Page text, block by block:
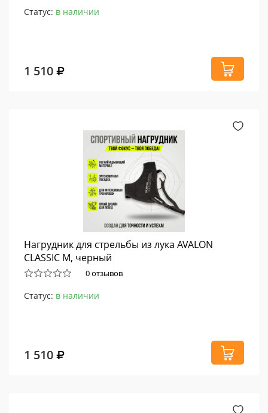
Статус: в наличии
1 510
Нагрудник для стрельбы из лука AVALON
CLASSIC M, черный
0 отзывов
Статус: в наличии
1 510